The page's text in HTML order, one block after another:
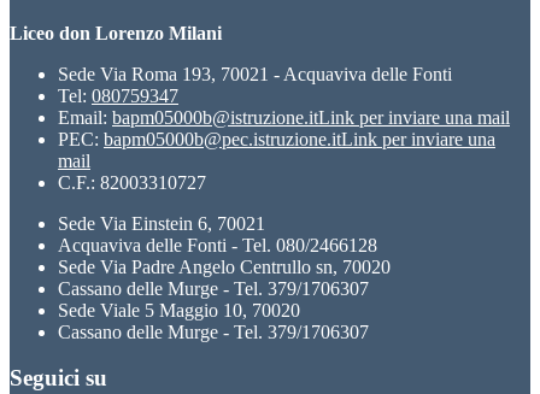
Liceo don Lorenzo Milani
Sede Via Roma 193, 70021 - Acquaviva delle Fonti
Tel: 080759347
Email: bapm05000b@istruzione.itLink per inviare una mail
PEC: bapm05000b@pec.istruzione.itLink per inviare una
mail
C.F.: 82003310727
Sede Via Einstein 6, 70021
Acquaviva delle Fonti - Tel. 080/2466128
Sede Via Padre Angelo Centrullo sn, 70020
Cassano delle Murge - Tel. 379/1706307
Sede Viale 5 Maggio 10, 70020
Cassano delle Murge - Tel. 379/1706307
Seguici su